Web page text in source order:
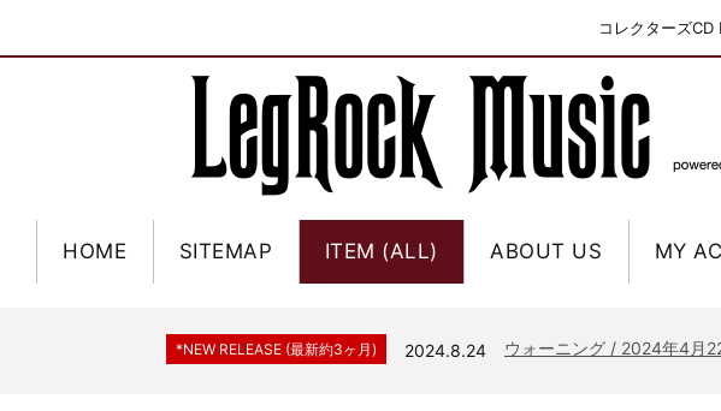
コレクターズ
HOME SITEMAP ITEM (ALL) ABOUT US MY
*NEW RELEASE (最新約3ヶ月) 2024.6.9 ジャーニー / 1979年5月8+9
*NEW RELEASE (最新約3ヶ月) 2024.8.24 ウォーニング / 2024年4月